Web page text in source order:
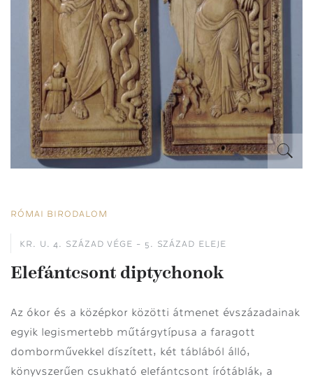
RÓMAI BIRODALOM
KR. U. 4. SZÁZAD VÉGE - 5. SZÁZAD ELEJE
Elefántcsont diptychonok
Az ókor és a középkor közötti átmenet évszázadainak
egyik legismertebb műtárgytípusa a faragott
domborművekkel díszített, két táblából álló,
könyvszerűen csukható elefántcsont írótáblák, a